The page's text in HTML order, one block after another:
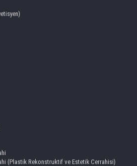
(Plastik Rekonstruktif ve Estetik Cerrahisi)